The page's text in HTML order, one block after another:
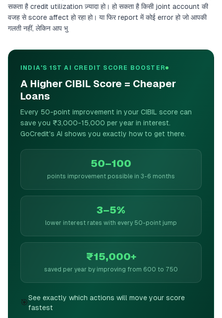
सकता है credit utilization ज़्यादा हो। हो सकता है किसी joint account की
वजह से score affect हो रहा हो। या फिर report में कोई error हो जो आपकी
गलती नहीं, लेकिन आप भु
INDIA'S 1ST AI CREDIT SCORE BOOSTER
A Higher CIBIL Score = Cheaper
Loans
Every 50-point improvement in your CIBIL score can
save you ₹3,000-15,000 per year in interest.
GoCredit's AI shows you exactly how to get there.
50–100
points improvement possible in 3-6 months
3–5%
lower interest rates with every 50-point jump
₹15,000+
saved per year by improving from 600 to 750
🎯See exactly which actions will move your score
fastest